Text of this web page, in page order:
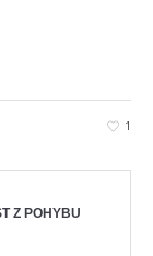
1
Z POHYBU